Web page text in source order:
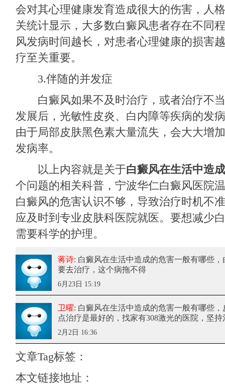
会对其心理健康发育造成很大的伤害，人
关统计显示，大多数白癜风患者存在不同
风发病时间越长，对患者心理健康的损害
疗至关重要。
3.伴随的并发症
白癜风如果不及时治疗，或者治疗不当
发展后，光敏性皮炎、白内障等疾病的发
由于局部皮肤黑色素大量流失，会大大增
发病率。
以上内容就是关于白癜风在生活中造
个问题的相关科普， 宁波华仁白癜风医院
白癜风的危害认识不够，导致治疗时机不
应及时到专业皮肤科医院就医。要想减少
需要科学的护理。
蒋诗: 白癜风在生活中造成的危害一般有哪些，
要去治疗，这个病拖不得
6月23日 15:19
卫曜: 白癜风在生活中造成的危害一般有哪些，
点治疗是最好的，找家有308激光的医院，坚持
2月2日 16:36
文章Tag标签：
本文链接地址：